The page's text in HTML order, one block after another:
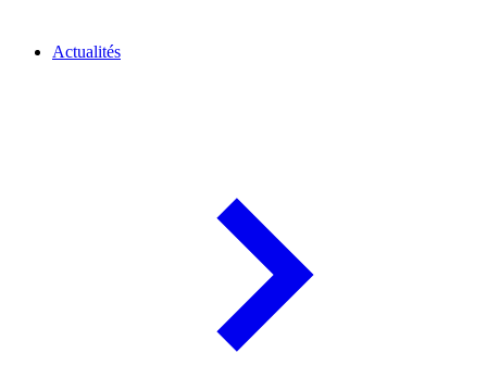
Actualités